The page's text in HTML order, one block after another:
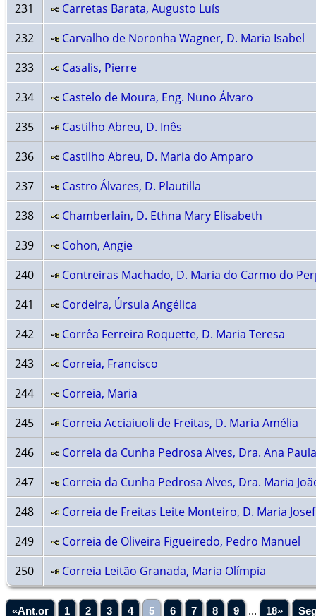
231
Carretas Barata, Augusto Luís
232
Carvalho de Noronha Wagner, D. Maria Isabel
233
Casalis, Pierre
234
Castelo de Moura, Eng. Nuno Álvaro
235
Castilho Abreu, D. Inês
236
Castilho Abreu, D. Maria do Amparo
237
Castro Álvares, D. Plautilla
238
Chamberlain, D. Ethna Mary Elisabeth
239
Cohon, Angie
240
Contreiras Machado, D. Maria do Carmo do
241
Cordeira, Úrsula Angélica
242
Corrêa Ferreira Roquette, D. Maria Teresa
243
Correia, Francisco
244
Correia, Maria
245
Correia Acciaiuoli de Freitas, D. Maria Amélia
246
Correia da Cunha Pedrosa Alves, Dra. Ana
247
Correia da Cunha Pedrosa Alves, Dra. Maria
248
Correia de Freitas Leite Monteiro, D. Maria
249
Correia de Oliveira Figueiredo, Pedro Manuel
250
Correia Leitão Granada, Maria Olímpia
«Ant.or 1 2 3 4 5 6 7 8 9 ... 18»